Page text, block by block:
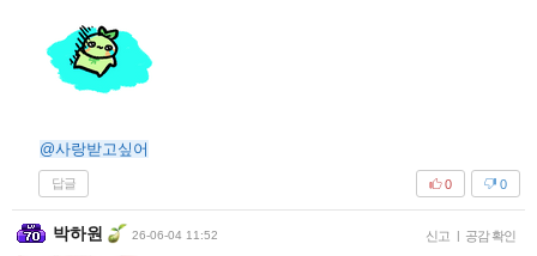
@사랑받고싶어
답글 0
0
박하원 26-06-04 11:52 신고 | 공감 확인